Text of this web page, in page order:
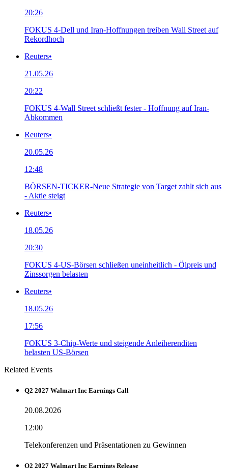
20:26
FOKUS 4-Dell und Iran-Hoffnungen treiben Wall Street auf
Rekordhoch
Reuters•
21.05.26
20:22
FOKUS 4-Wall Street schließt fester - Hoffnung auf Iran-
Abkommen
Reuters•
20.05.26
12:48
BÖRSEN-TICKER-Neue Strategie von Target zahlt sich aus
- Aktie steigt
Reuters•
18.05.26
20:30
FOKUS 4-US-Börsen schließen uneinheitlich - Ölpreis und
Zinssorgen belasten
Reuters•
18.05.26
17:56
FOKUS 3-Chip-Werte und steigende Anleiherenditen
belasten US-Börsen
Related Events
Q2 2027 Walmart Inc Earnings Call
20.08.2026
12:00
Telekonferenzen und Präsentationen zu Gewinnen
Q2 2027 Walmart Inc Earnings Release